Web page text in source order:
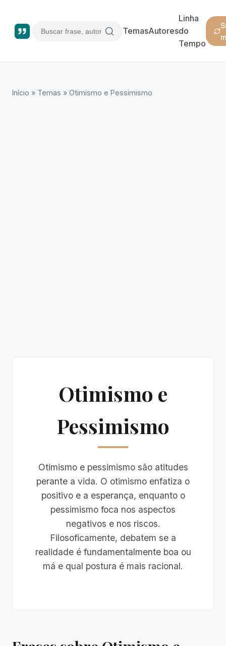
TemasAutores
Linha
do
Tempo
Início » Temas » Otimismo e Pessimismo
Otimismo e
Pessimismo
Otimismo e pessimismo são atitudes
perante a vida. O otimismo enfatiza o
positivo e a esperança, enquanto o
pessimismo foca nos aspectos
negativos e nos riscos.
Filosoficamente, debatem se a
realidade é fundamentalmente boa ou
má e qual postura é mais racional.